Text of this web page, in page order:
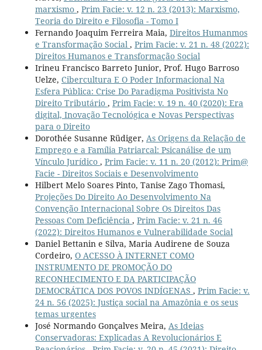
marxismo , Prim Facie: v. 12 n. 23 (2013): Marxismo,
Teoria do Direito e Filosofia - Tomo I
Fernando Joaquim Ferreira Maia, Direitos Humanmos
e Transformação Social , Prim Facie: v. 21 n. 48 (2022):
Direitos Humanos e Transformação Social
Irineu Francisco Barreto Junior, Prof. Hugo Barroso
Uelze, Cibercultura E O Poder Informacional Na
Esfera Pública: Crise Do Paradigma Positivista No
Direito Tributário , Prim Facie: v. 19 n. 40 (2020): Era
digital, Inovação Tecnológica e Novas Perspectivas
para o Direito
Dorothée Susanne Rüdiger, As Origens da Relação de
Emprego e a Família Patriarcal: Psicanálise de um
Vínculo Jurídico , Prim Facie: v. 11 n. 20 (2012): Prim@
Facie - Direitos Sociais e Desenvolvimento
Hilbert Melo Soares Pinto, Tanise Zago Thomasi,
Projeções Do Direito Ao Desenvolvimento Na
Convenção Internacional Sobre Os Direitos Das
Pessoas Com Deficiência , Prim Facie: v. 21 n. 46
(2022): Direitos Humanos e Vulnerabilidade Social
Daniel Bettanin e Silva, Maria Audirene de Souza
Cordeiro, O ACESSO À INTERNET COMO
INSTRUMENTO DE PROMOÇÃO DO
RECONHECIMENTO E DA PARTICIPAÇÃO
DEMOCRÁTICA DOS POVOS INDÍGENAS , Prim Facie: v.
24 n. 56 (2025): Justiça social na Amazônia e os seus
temas urgentes
José Normando Gonçalves Meira, As Ideias
Conservadoras: Explicadas A Revolucionários E